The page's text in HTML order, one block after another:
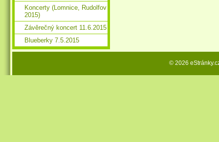
Koncerty (Lomnice, Rudolfov
2015)
Závěrečný koncert 11.6.2015
Blueberky 7.5.2015
© 2026